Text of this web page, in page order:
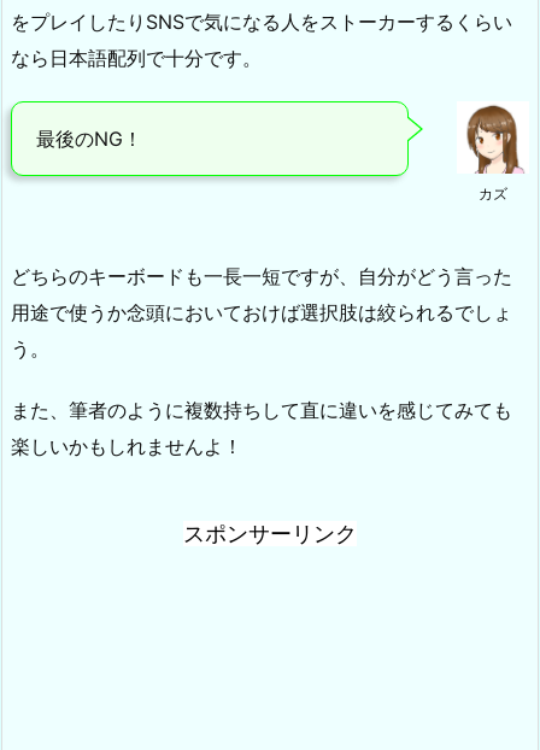
をプレイしたりSNSで気になる人をストーカーするくらい
なら日本語配列で十分です。
カズ
最後のNG！
どちらのキーボードも一長一短ですが、自分がどう言った
用途で使うか念頭においておけば選択肢は絞られるでしょ
う。
また、筆者のように複数持ちして直に違いを感じてみても
楽しいかもしれませんよ！
スポンサーリンク